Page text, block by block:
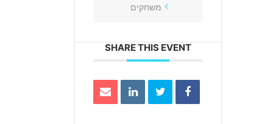
משחקים
SHARE THIS EVENT